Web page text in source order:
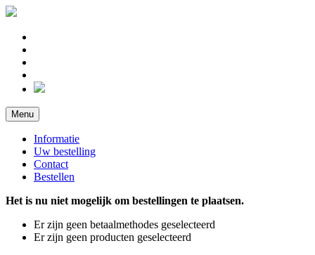
Menu
Informatie
Uw bestelling
Contact
Bestellen
Het is nu niet mogelijk om bestellingen te plaatsen.
Er zijn geen betaalmethodes geselecteerd
Er zijn geen producten geselecteerd